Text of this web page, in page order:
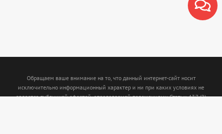
Обращаем ваше внимание на то, что данный интернет-сайт носит
исключительно информационный характер и ни при каких условиях не
является публичной офертой, определяемой положениями Статьи 437 (2)